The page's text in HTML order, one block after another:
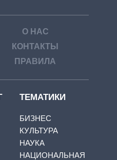
О НАС
КОНТАКТЫ
ПРАВИЛА
ТЕМАТИКИ
БИЗНЕС
КУЛЬТУРА
НАУКА
НАЦИОНАЛЬНАЯ